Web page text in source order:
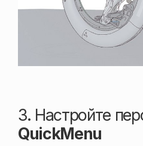
3. Настройте
QuickMenu